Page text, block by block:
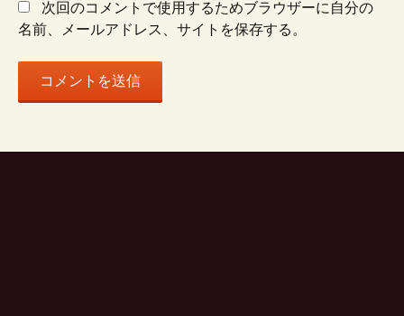
ン次回のコメントで使用するためブラウザーに自分の
名前、メールアドレス、サイトを保存する。